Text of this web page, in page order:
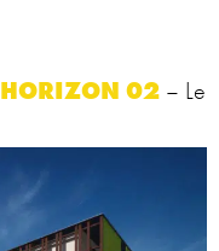
HORIZON 02 – Le